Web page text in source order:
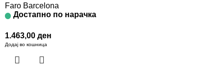
Faro Barcelona
Достапно по нарачка
1.463,00 ден
Додај во кошница